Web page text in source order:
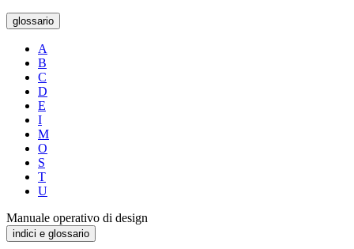
glossario
A
B
C
D
E
I
M
O
S
T
U
Manuale operativo di design
indici e glossario